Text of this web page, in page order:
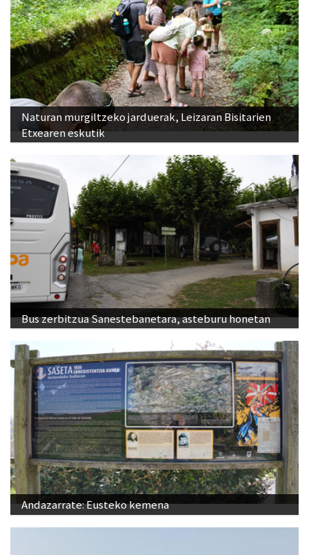
Naturan murgiltzeko jarduerak, Leizaran Bisitarien
Etxearen eskutik
Bus zerbitzua Sanestebanetara, asteburu honetan
Andazarrate: Eusteko kemena